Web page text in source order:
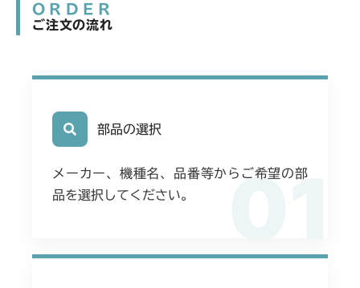
ORDER
ご注文の流れ
01
部品の選択
メーカー、機種名、品番等からご希望の部
品を選択してください。